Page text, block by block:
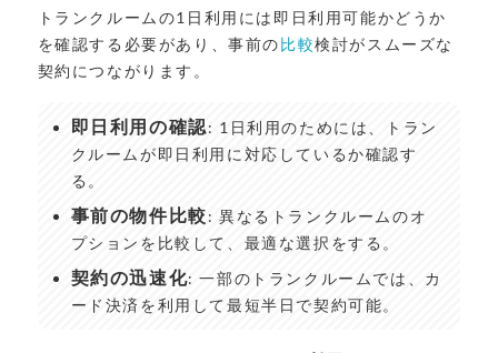
トランクルームの1日利用には即日利用可能かどうか
を確認する必要があり、事前の比較検討がスムーズな
契約につながります。
即日利用の確認: 1日利用のためには、トラン
クルームが即日利用に対応しているか確認す
る。
事前の物件比較: 異なるトランクルームのオ
プションを比較して、最適な選択をする。
契約の迅速化: 一部のトランクルームでは、カ
ード決済を利用して最短半日で契約可能。